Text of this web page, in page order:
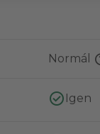
Normál
Igen